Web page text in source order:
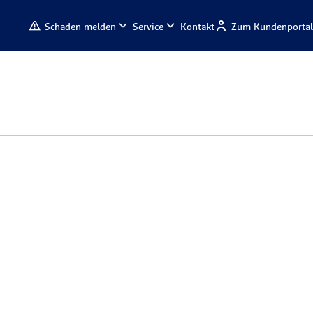
Schaden melden Service Kontakt Zum Kundenportal